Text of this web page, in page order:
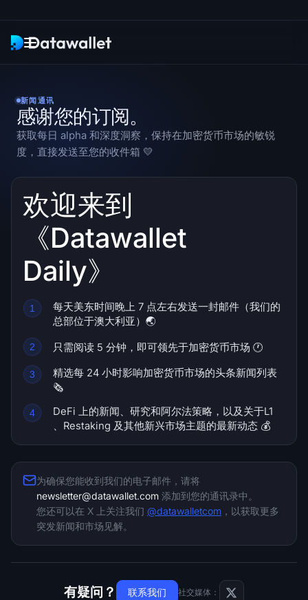
研究
ETF 追踪器
Ethereum ETFs
Solana ETFs
Hyperliquid ETFs
Bitcoin Treasuries
Ethereum 财库
Solana 金库
Liquidations
所有 Liquidations
ETH热力图
新闻通讯
感谢您的订阅。
获取每日 alpha 和深度洞察，保持在加密货币市场的敏锐
度，直接发送至您的收件箱 💛
欢迎来到
《Datawallet
Daily》
每天美东时间晚上 7 点左右发送一封邮件（我们的
总部位于澳大利亚）🌏
只需阅读 5 分钟，即可领先于加密货币市场 🕐
精选每 24 小时影响加密货币市场的头条新闻列表
🗞️
DeFi 上的新闻、研究和阿尔法策略，以及关于L1
、Restaking 及其他新兴市场主题的最新动态 💰
为确保您能收到我们的电子邮件，请将
newsletter@datawallet.com 添加到您的通讯录中。
您还可以在 X 上关注我们 @datawalletcom ，以获取更多
突发新闻和市场见解。
有疑问？ 联系我们 社交媒体：